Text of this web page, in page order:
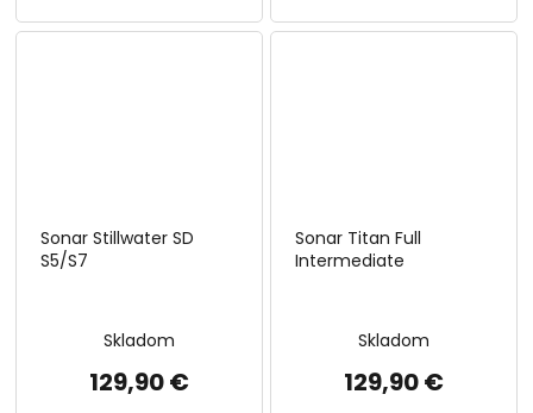
Sonar Stillwater SD
S5/S7
Skladom
129,90 €
Sonar Titan Full
Intermediate
Skladom
129,90 €